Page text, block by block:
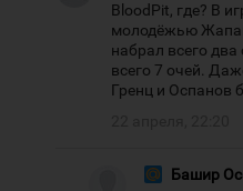
BloodPit, где? В
молодёжью
набрал всего
всего 7 очей.
Гренц и Оспанов
Башир